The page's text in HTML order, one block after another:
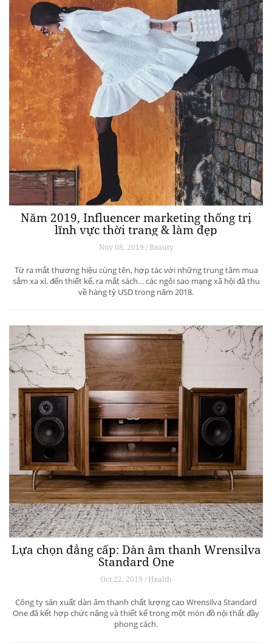
Năm 2019, Influencer marketing thống trị
lĩnh vực thời trang & làm đẹp
Nov 08, 2019 / Beauty
Từ ra mắt thương hiệu cùng tên, hợp tác với những trung tâm mua
sắm xa xỉ, đến thiết kế, ra mắt sách… các ngôi sao mạng xã hội đã thu
về hàng tỷ USD trong năm 2018.
Lựa chọn đẳng cấp: Dàn âm thanh Wrensilva
Standard One
Oct 22, 2019 / Health
Công ty sản xuất dàn âm thanh chất lượng cao Wrensilva Standard
One đã kết hợp chức năng và thiết kế trong một món đồ nội thất đầy
phong cách.